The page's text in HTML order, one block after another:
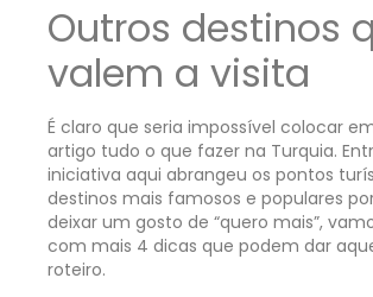
Outros destinos
valem a visita
É claro que seria impossível colocar
artigo tudo o que fazer na Turquia.
iniciativa aqui abrangeu os pontos
destinos mais famosos e populares
deixar um gosto de “quero mais”,
com mais 4 dicas que podem dar
roteiro.